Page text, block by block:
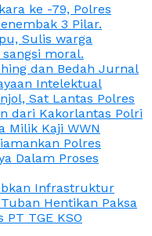
ke -79, Polres
3 Pilar.
Sulis warga
moral.
dan Bedah Jurnal
Intelektual
Sat Lantas Polres
dari Kakorlantas Polri
Milik Kaji WWN
Polres
Dalam Proses
Infrastruktur
Hentikan Paksa
TGE KSO